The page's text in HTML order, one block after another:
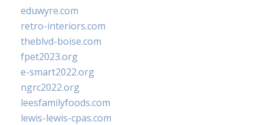
eduwyre.com
retro-interiors.com
theblvd-boise.com
fpet2023.org
e-smart2022.org
ngrc2022.org
leesfamilyfoods.com
lewis-lewis-cpas.com